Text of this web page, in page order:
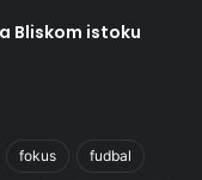
Bliskom istoku
fokus fudbal